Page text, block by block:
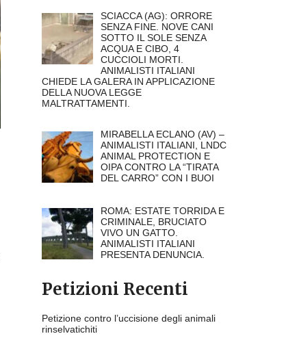
SCIACCA (AG): ORRORE
SENZA FINE. NOVE CANI
SOTTO IL SOLE SENZA
ACQUA E CIBO, 4
CUCCIOLI MORTI.
ANIMALISTI ITALIANI
CHIEDE LA GALERA IN APPLICAZIONE
DELLA NUOVA LEGGE
MALTRATTAMENTI.
MIRABELLA ECLANO (AV) –
ANIMALISTI ITALIANI, LNDC
ANIMAL PROTECTION E
OIPA CONTRO LA “TIRATA
DEL CARRO” CON I BUOI
ROMA: ESTATE TORRIDA E
CRIMINALE, BRUCIATO
VIVO UN GATTO.
ANIMALISTI ITALIANI
PRESENTA DENUNCIA.
Petizioni Recenti
Petizione contro l’uccisione degli animali
rinselvatichiti